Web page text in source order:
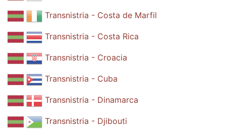
Transnistria - Costa de Marfil
Transnistria - Costa Rica
Transnistria - Croacia
Transnistria - Cuba
Transnistria - Dinamarca
Transnistria - Djibouti